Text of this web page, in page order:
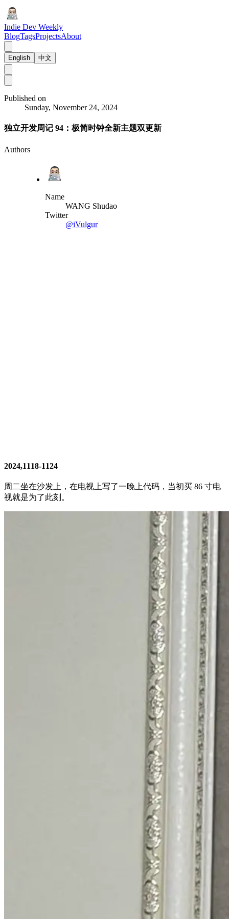
Indie Dev Weekly
BlogTagsProjectsAbout
English 中文
Published on
Sunday, November 24, 2024
独立开发周记 94：极简时钟全新主题双更新
Authors
Name
WANG Shudao
Twitter
@iVulgur
2024,1118-1124
周二坐在沙发上，在电视上写了一晚上代码，当初买 86 寸电
视就是为了此刻。